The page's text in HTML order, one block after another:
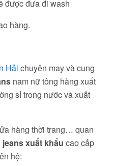
được đưa đi wash
hàng.
Hải chuyên may và cung
nam nữ tông hàng xuất
sỉ trong nước và xuất
hàng thời trang… quan
xuất khẩu cao cấp
hệ: